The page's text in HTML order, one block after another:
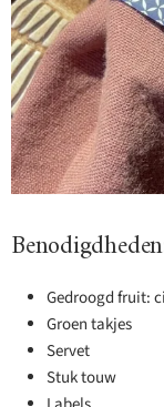
Gedroogd fruit:
Groen takjes
Servet
Stuk touw